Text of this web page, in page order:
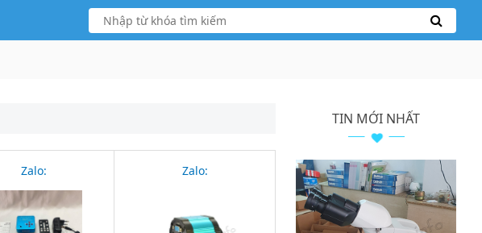
Zalo: Zalo:
TIN MỚI NHẤT